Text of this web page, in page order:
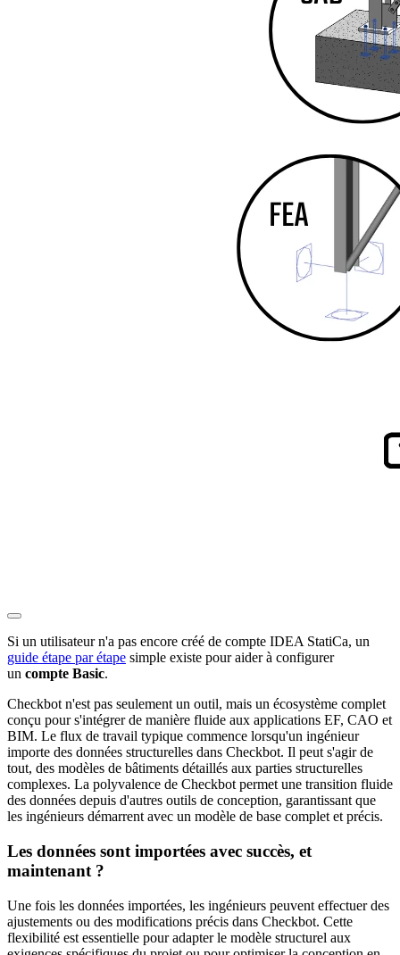
Si un utilisateur n'a pas encore créé de compte IDEA StatiCa, un
guide étape par étape simple existe pour aider à configurer
un compte Basic.
Checkbot n'est pas seulement un outil, mais un écosystème complet
conçu pour s'intégrer de manière fluide aux applications EF, CAO et
BIM. Le flux de travail typique commence lorsqu'un ingénieur
importe des données structurelles dans Checkbot. Il peut s'agir de
tout, des modèles de bâtiments détaillés aux parties structurelles
complexes. La polyvalence de Checkbot permet une transition fluide
des données depuis d'autres outils de conception, garantissant que
les ingénieurs démarrent avec un modèle de base complet et précis.
Les données sont importées avec succès, et
maintenant ?
Une fois les données importées, les ingénieurs peuvent effectuer des
ajustements ou des modifications précis dans Checkbot. Cette
flexibilité est essentielle pour adapter le modèle structurel aux